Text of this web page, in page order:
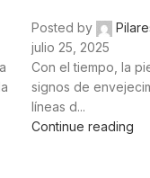
Posted by
julio 25, 2025
Con el tiempo, la
signos de
líneas d...
Continue reading